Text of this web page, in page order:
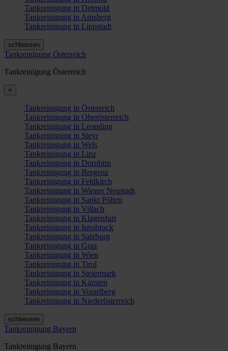
Tankreinigung in Detmold
Tankreinigung in Arnsberg
Tankreinigung in Lippstadt
schliessen
Tankreinigung Österreich
Tankreinigung Österreich
×
Tankreinigung in Österreich
Tankreinigung in Oberösterreich
Tankreinigung in Leonding
Tankreinigung in Steyr
Tankreinigung in Wels
Tankreinigung in Linz
Tankreinigung in Dornbirn
Tankreinigung in Bregenz
Tankreinigung in Feldkirch
Tankreinigung in Wiener Neustadt
Tankreinigung in Sankt Pölten
Tankreinigung in Villach
Tankreinigung in Klagenfurt
Tankreinigung in Innsbruck
Tankreinigung in Salzburg
Tankreinigung in Graz
Tankreinigung in Wien
Tankreinigung in Tirol
Tankreinigung in Steiermark
Tankreinigung in Kärnten
Tankreinigung in Vorarlberg
Tankreinigung in Niederösterreich
schliessen
Tankreinigung Bayern
Tankreinigung Bayern